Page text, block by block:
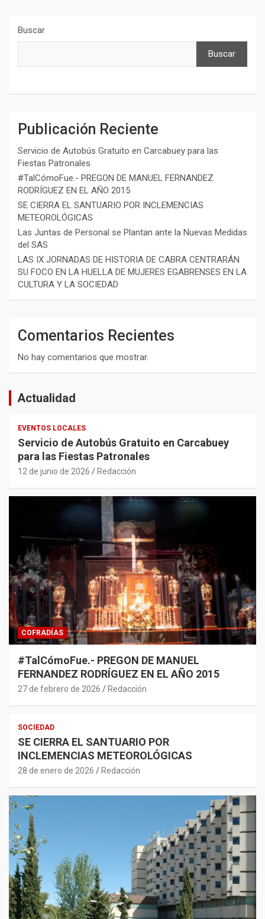
Buscar
Buscar
Publicación Reciente
Servicio de Autobús Gratuito en Carcabuey para las
Fiestas Patronales
#TalCómoFue.- PREGON DE MANUEL FERNANDEZ
RODRÍGUEZ EN EL AÑO 2015
SE CIERRA EL SANTUARIO POR INCLEMENCIAS
METEOROLÓGICAS
Las Juntas de Personal se Plantan ante la Nuevas Medidas
del SAS
LAS IX JORNADAS DE HISTORIA DE CABRA CENTRARÁN
SU FOCO EN LA HUELLA DE MUJERES EGABRENSES EN LA
CULTURA Y LA SOCIEDAD
Comentarios Recientes
No hay comentarios que mostrar.
Actualidad
EVENTOS LOCALES
Servicio de Autobús Gratuito en Carcabuey
para las Fiestas Patronales
12 de junio de 2026 Redacción
COFRADÍAS
#TalCómoFue.- PREGON DE MANUEL
FERNANDEZ RODRÍGUEZ EN EL AÑO 2015
27 de febrero de 2026 Redacción
SOCIEDAD
SE CIERRA EL SANTUARIO POR
INCLEMENCIAS METEOROLÓGICAS
28 de enero de 2026 Redacción